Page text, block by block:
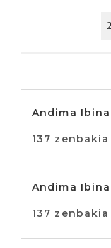
Andima
137
Andima
137